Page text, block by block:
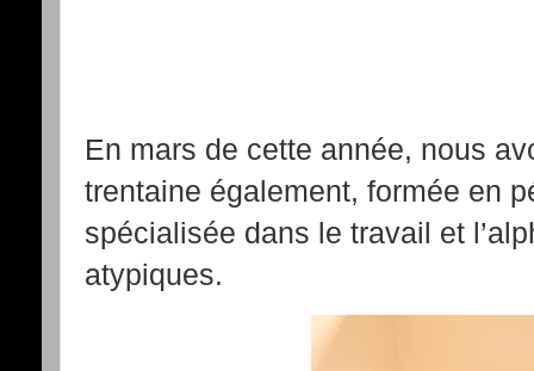
En mars de cette année, nous
trentaine également, formée en
spécialisée dans le travail et
atypiques.